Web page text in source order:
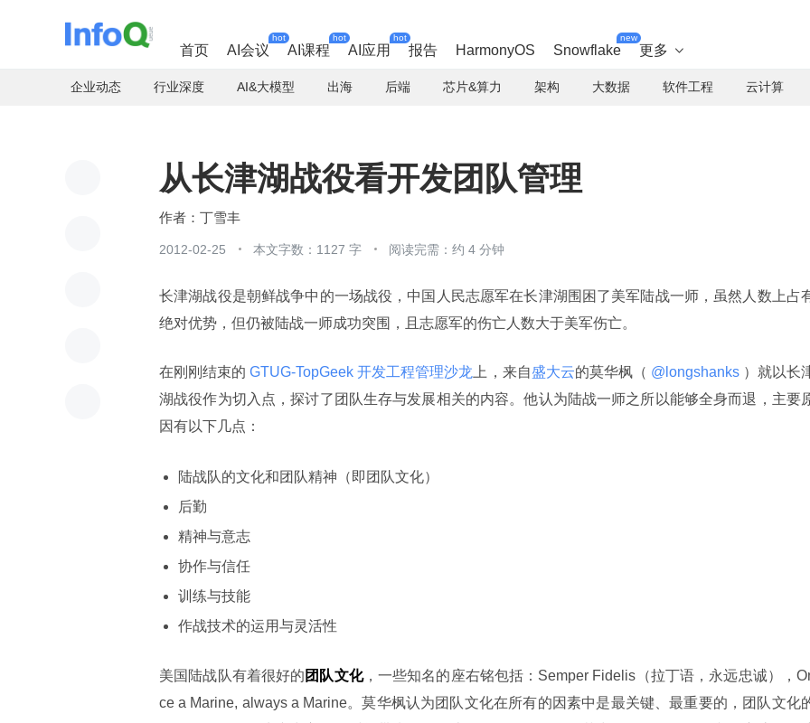
首页 AI会议
hot
AI课程
hot
AI应用
hot
报告 HarmonyOS Snowflake
new
更多 
企业动态 行业深度 AI&大模型 出海 后端 芯片&算力 架构 大数据 软件工程 云计算
从长津湖战役看开发团队管理
丁雪丰
2012-02-25 本文字数：1127 字 阅读完需：约 4 分钟
长津湖战役是朝鲜战争中的一场战役，中国人民志愿军在长津湖围困了美军陆战一师，虽然人数上占
绝对优势，但仍被陆战一师成功突围，且志愿军的伤亡人数大于美军伤亡。
在刚刚结束的 GTUG-TopGeek 开发工程管理沙龙 上，来自盛大云的莫华枫（ @longshanks ）就以长
湖战役作为切入点，探讨了团队生存与发展相关的内容。他认为陆战一师之所以能够全身而退，主要
因有以下几点：
陆战队的文化和团队精神（即团队文化）
后勤
精神与意志
协作与信任
训练与技能
作战技术的运用与灵活性
美国陆战队有着很好的 团队文化，一些知名的座右铭包括：Semper Fidelis（拉丁语，永远忠诚），
ce a Marine, always a Marine。莫华枫认为团队文化在所有的因素中是最关键、最重要的，团队文化